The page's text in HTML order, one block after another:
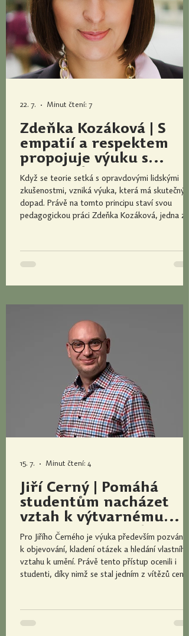
Zdeňka Kozáková | S
empatií a respektem
propojuje výuku s
autentickými
zkušenostmi z praxe a
inspiruje studenty k
odbornému i lidskému
Když se teorie setká s opravdovými lidskými
zkušenostmi, vzniká výuka, která má skutečný
dopad. Právě na tomto principu staví svou
pedagogickou práci Zdeňka Kozáková, jedna z
s empatií a respektem, zapojuje autentické
zkušenosti lidí se zdravotním postižením a vede
důležité, aby se studenti neučili
22. 7. Minut čtení: 7
Jiří Černý | Pomáhá
studentům nacházet
vztah k výtvarnému
umění a ctí zásadu, že
neexistují hloupé otázky
Pro Jiřího Černého je výuka především
k objevování, kladení otázek a hledání vlastního
vztahu k umění. Právě tento přístup ocenili i
studenti, díky nimž se stal jedním z vítězů ceny
konstruktivní kritika i odvaha obhájit vlastní
názor. Jak podle něj vypadá výuka, která
15. 7. Minut čtení: 4